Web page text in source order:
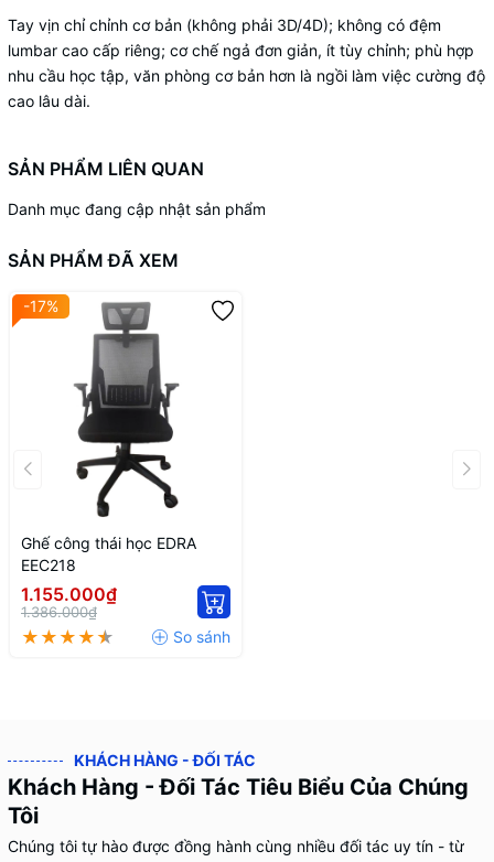
Tay vịn chỉ chỉnh cơ bản (không phải 3D/4D); không có đệm
lumbar cao cấp riêng; cơ chế ngả đơn giản, ít tùy chỉnh; phù hợp
nhu cầu học tập, văn phòng cơ bản hơn là ngồi làm việc cường độ
cao lâu dài.
SẢN PHẨM LIÊN QUAN
Danh mục đang cập nhật sản phẩm
SẢN PHẨM ĐÃ XEM
-17%
Ghế công thái học EDRA
EEC218
1.155.000₫
1.386.000₫
KHÁCH HÀNG - ĐỐI TÁC
Khách Hàng - Đối Tác Tiêu Biểu Của Chúng
Tôi
Chúng tôi tự hào được đồng hành cùng nhiều đối tác uy tín - từ